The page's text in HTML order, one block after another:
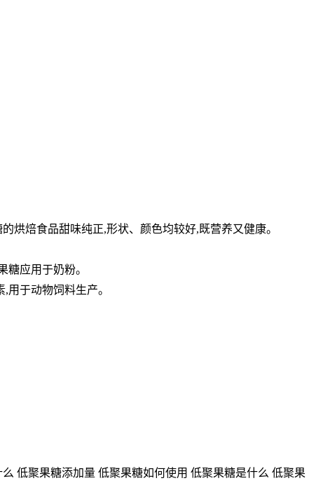
烘焙食品甜味纯正,形状、颜色均较好,既营养又健康。
糖应用于奶粉。
,用于动物饲料生产。
低聚果糖添加量 低聚果糖如何使用 低聚果糖是什么 低聚果